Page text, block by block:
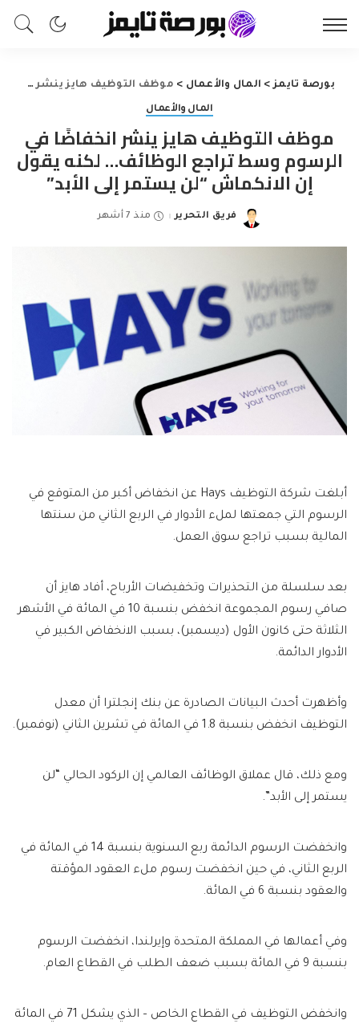
بورصة تايمز> المال والأعمال > موظف التوظيف هايز ينشر انخفاضًا في الرسوم وسط تراجع الوظائف… لكنه يقول إن الانكماش “لن يستمر إلى الأبد”
المال والأعمال
موظف التوظيف هايز ينشر انخفاضًا في
الرسوم وسط تراجع الوظائف… لكنه يقول
إن الانكماش “لن يستمر إلى الأبد”
Posted
فريق التحرير منذ 7 أشهر
أبلغت شركة التوظيف Hays عن انخفاض أكبر من المتوقع في
الرسوم التي جمعتها لملء الأدوار في الربع الثاني من سنتها
المالية بسبب تراجع سوق العمل.
بعد سلسلة من التحذيرات وتخفيضات الأرباح، أفاد هايز أن
صافي رسوم المجموعة انخفض بنسبة 10 في المائة في الأشهر
الثلاثة حتى كانون الأول (ديسمبر)، بسبب الانخفاض الكبير في
الأدوار الدائمة.
وأظهرت أحدث البيانات الصادرة عن بنك إنجلترا أن معدل
التوظيف انخفض بنسبة 1.8 في المائة في تشرين الثاني (نوفمبر).
ومع ذلك، قال عملاق الوظائف العالمي إن الركود الحالي “لن
يستمر إلى الأبد”.
وانخفضت الرسوم الدائمة ربع السنوية بنسبة 14 في المائة في
الربع الثاني، في حين انخفضت رسوم ملء العقود المؤقتة
والعقود بنسبة 6 في المائة.
وفي أعمالها في المملكة المتحدة وإيرلندا، انخفضت الرسوم
بنسبة 9 في المائة بسبب ضعف الطلب في القطاع العام.
وانخفض التوظيف في القطاع الخاص – الذي يشكل 71 في المائة